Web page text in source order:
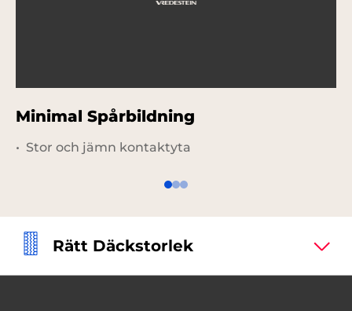
Minimal Spårbildning
Stor och jämn kontaktyta
Rätt Däckstorlek